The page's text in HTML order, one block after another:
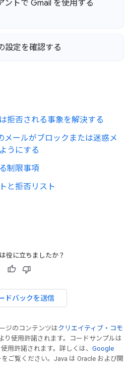
ントで Gmail を使用する
設定を確認する
拒否される事象を解決する
メールがブロックまたは迷惑メ
うにする
制限事項
と拒否リスト
役に立ちましたか？
ドバックを送信
ジのコンテンツはクリエイティブ・コモ
り使用許諾されます。コードサンプルは
用許諾されます。詳しくは、 Google
をご覧ください。Java は Oracle および関